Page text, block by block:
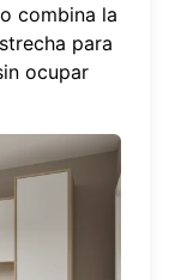
combina la
para
ocupar